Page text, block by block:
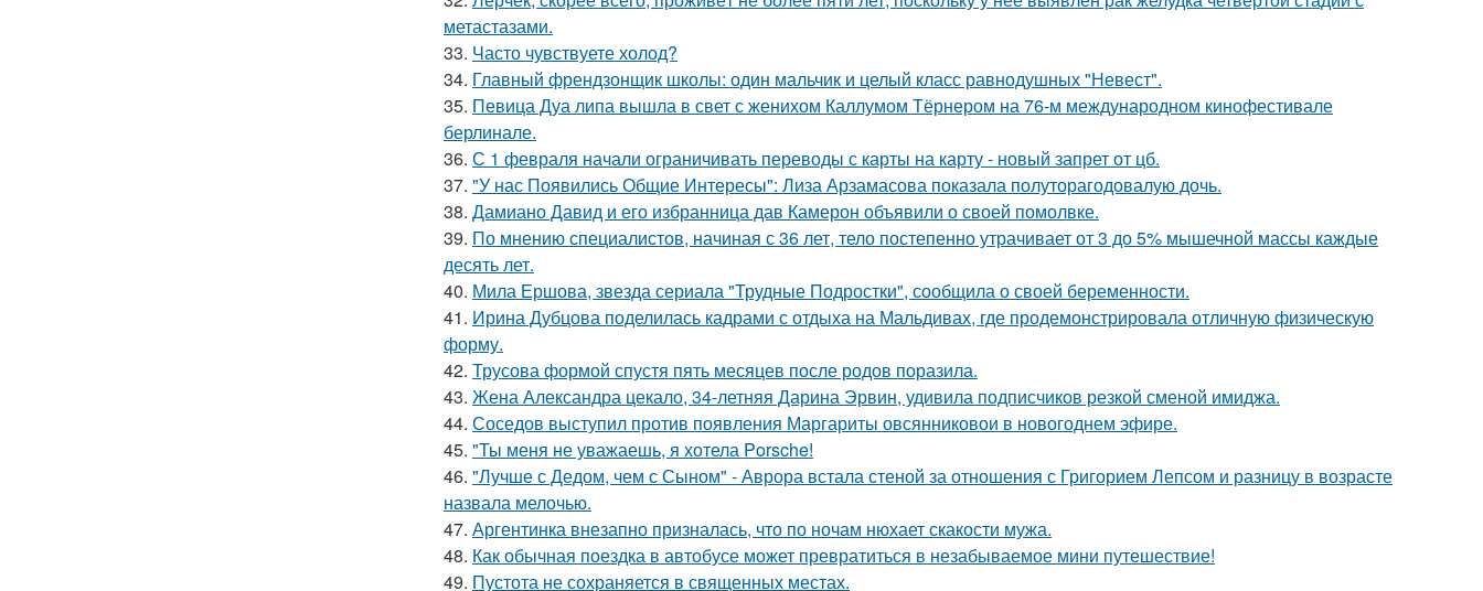
метастазами.
33. Часто чувствуете холод?
34. Главный френдзонщик школы: один мальчик и целый класс равнодушных "Невест".
35. Певица Дуа липа вышла в свет с женихом Каллумом Тёрнером на 76-м международном кинофестивале
берлинале.
36. С 1 февраля начали ограничивать переводы с карты на карту - новый запрет от цб.
37. "У нас Появились Общие Интересы": Лиза Арзамасова показала полуторагодовалую дочь.
38. Дамиано Давид и его избранница дав Камерон объявили о своей помолвке.
39. По мнению специалистов, начиная с 36 лет, тело постепенно утрачивает от 3 до 5% мышечной массы каждые
десять лет.
40. Мила Ершова, звезда сериала "Трудные Подростки", сообщила о своей беременности.
41. Ирина Дубцова поделилась кадрами с отдыха на Мальдивах, где продемонстрировала отличную физическую
форму.
42. Трусова формой спустя пять месяцев после родов поразила.
43. Жена Александра цекало, 34-летняя Дарина Эрвин, удивила подписчиков резкой сменой имиджа.
44. Соседов выступил против появления Маргариты овсянниковои в новогоднем эфире.
45. "Ты меня не уважаешь, я хотела Porsche!
46. "Лучше с Дедом, чем с Сыном" - Аврора встала стеной за отношения с Григорием Лепсом и разницу в возрасте
назвала мелочью.
47. Аргентинка внезапно призналась, что по ночам нюхает скакости мужа.
48. Как обычная поездка в автобусе может превратиться в незабываемое мини путешествие!
49. Пустота не сохраняется в священных местах.